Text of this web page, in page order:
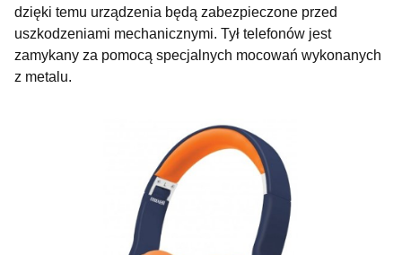
dzięki temu urządzenia będą zabezpieczone przed
uszkodzeniami mechanicznymi. Tył telefonów jest
zamykany za pomocą specjalnych mocowań wykonanych
z metalu.